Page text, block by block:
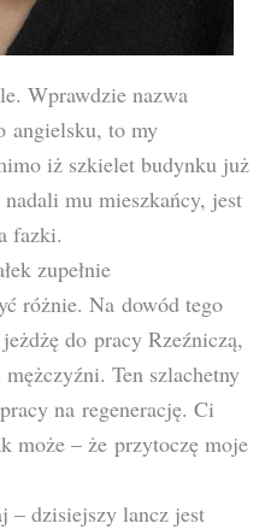
Wprawdzie nazwa
angielsku, to my
iż szkielet budynku już
mu mieszkańcy, jest
fazki.
zupełnie
różnie. Na dowód tego
do pracy Rzeźniczą,
Ten szlachetny
na regenerację. Ci
może – że przytoczę moje
– dzisiejszy lancz jest